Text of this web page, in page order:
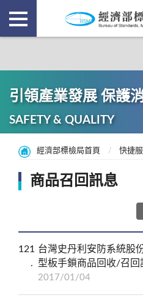
引領產業發展 保護
SAFETY & QUALITY
經濟部標檢局首頁 快捷
商品召回訊息
121 台灣史丹利安防系統股
型板手鎖商品回收/召回
2017/01/04